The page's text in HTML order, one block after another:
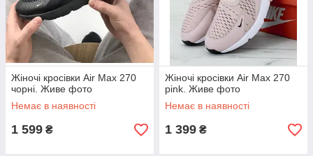
Жіночі кросівки Air Max 270
чорні. Живе фото
Немає в наявності
1 599 ₴
Жіночі кросівки Air Max 270
pink. Живе фото
Немає в наявності
1 399 ₴